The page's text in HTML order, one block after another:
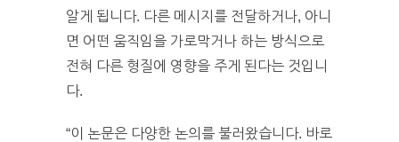
알게 됩니다. 다른 메시지를 전달하거나, 아니
면 어떤 움직임을 가로막거나 하는 방식으로
전혀 다른 형질에 영향을 주게 된다는 것입니
다.
“이 논문은 다양한 논의를 불러왔습니다. 바로